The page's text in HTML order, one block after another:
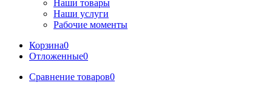
Наши товары
Наши услуги
Рабочие моменты
Корзина0
Отложенные0
Сравнение товаров0